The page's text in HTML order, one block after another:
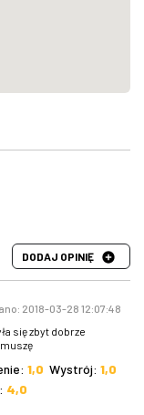
DODAJ OPINIĘ
2018-03-28 12:07:48
się zbyt dobrze
1,0 Wystrój: 1,0
4,0